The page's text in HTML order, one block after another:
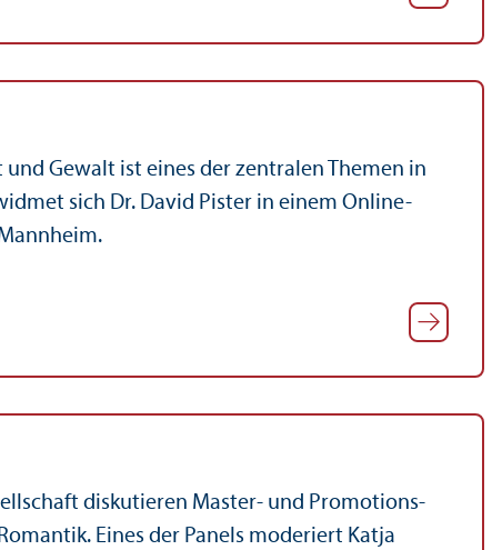
und Gewalt ist eines der zentralen Themen in
sich Dr. David Pister in einem Online-
diskutieren Master- und Promotions­
Eines der Panels moderiert Katja